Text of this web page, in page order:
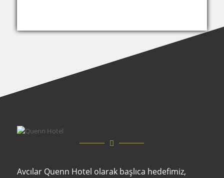
Avcılar Quenn Hotel olarak başlıca hedefimiz,